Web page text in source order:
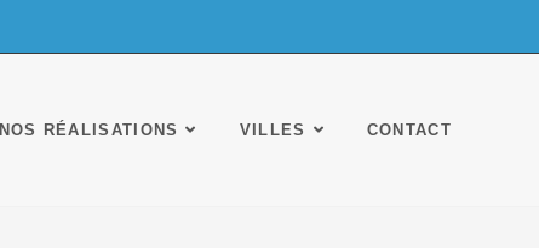
NOS RÉALISATIONS VILLES CONTACT